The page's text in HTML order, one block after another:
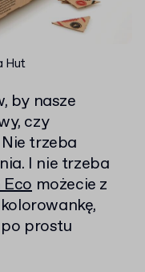
Hut
by nasze
czy
trzeba
I nie trzeba
Eco możecie z
prostu